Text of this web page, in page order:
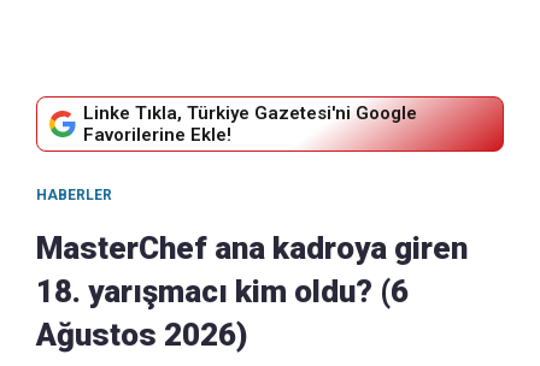
Linke Tıkla, Türkiye Gazetesi'ni Google
Favorilerine Ekle!
HABERLER
MasterChef ana kadroya giren
18. yarışmacı kim oldu? (6
Ağustos 2026)